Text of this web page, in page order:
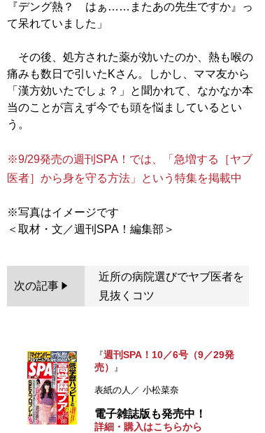
『デング熱？ はぁ……またあの先生ですか』っ
て呆れていました」
その後、処方された薬が効いたのか、熱も喉の
痛みも数日で引いたKさん。しかし、ママ友から
「漢方効いたでしょ？」と聞かれて、なかなか本
当のことが言えず今でも頭を悩ましているとい
う。
※9/29発売の週刊SPA！では、「急増する［ヤブ
医者］から身を守る方法」という特集を掲載中
※写真はイメージです
次の記事
近所の病院選びでヤブ医者を
見抜くコツ
『週刊SPA！10／6号（9／29発
売）
』
表紙の人／ 小松菜奈
電子雑誌版も発売中！
詳細・購入はこちらから